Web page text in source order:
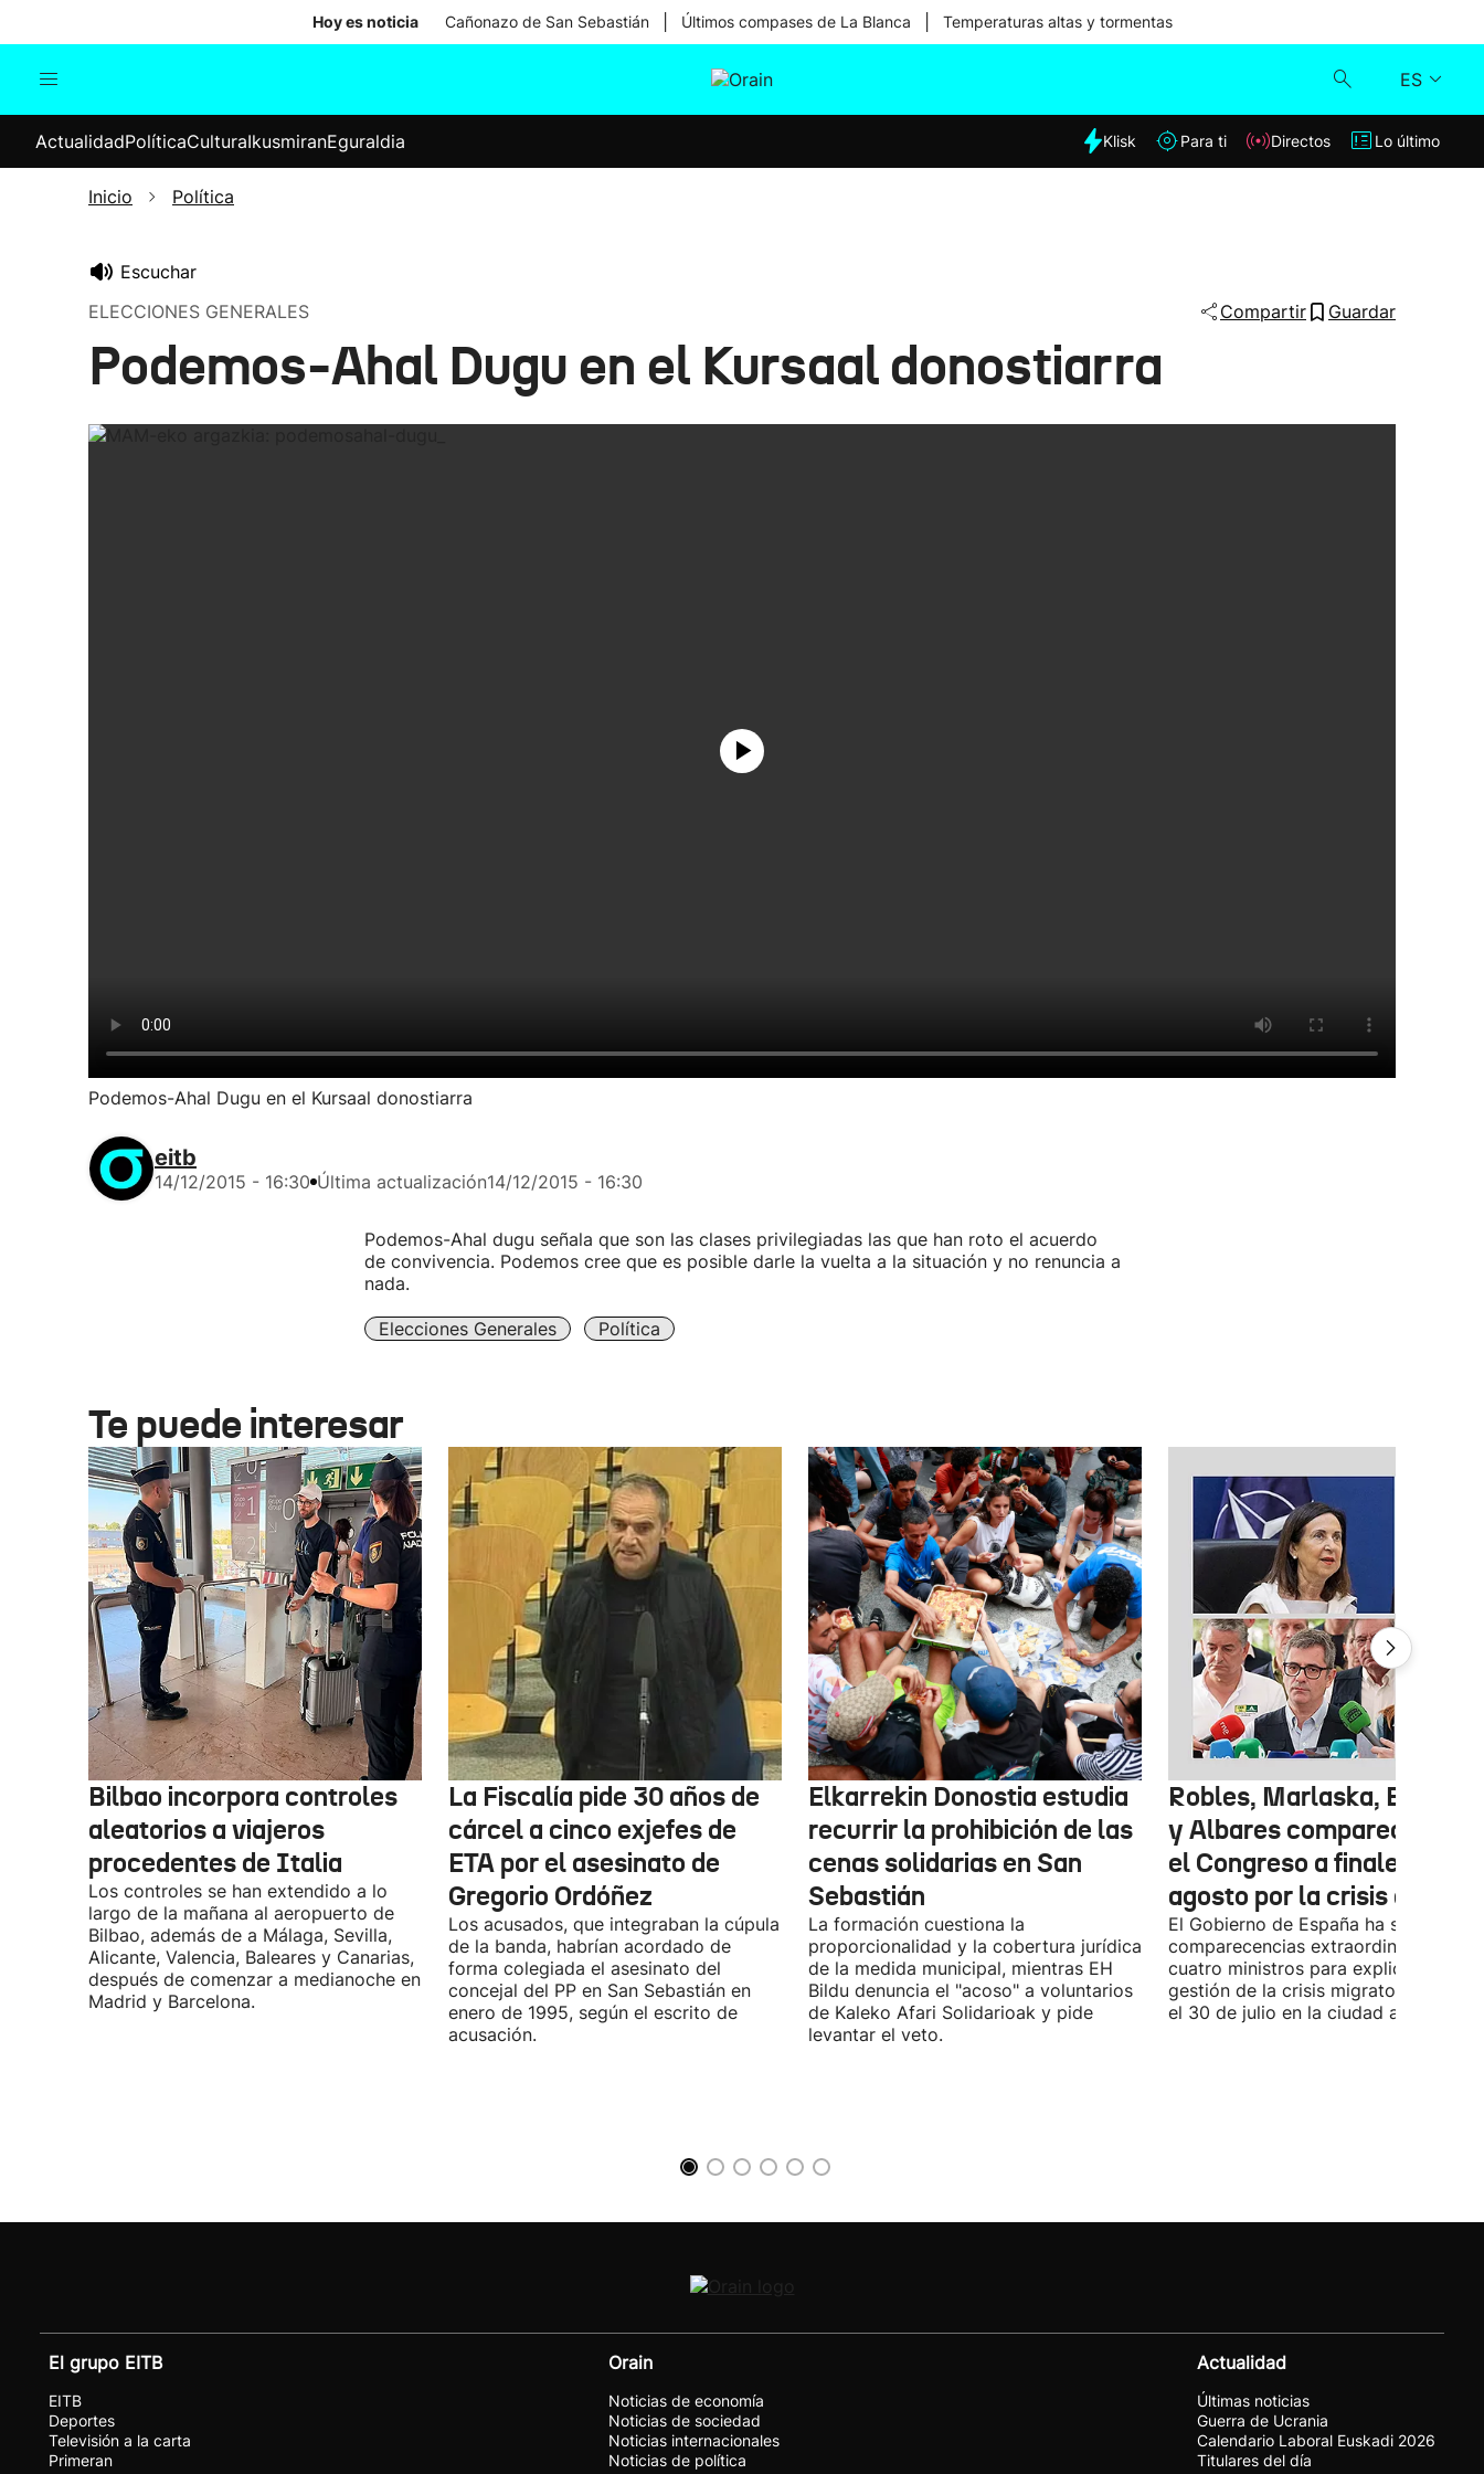
Hoy es noticia Cañonazo de San Sebastián Últimos compases de La Blanca Temperaturas altas y tormentas
ES
Internacional
Elecciones
Klisk
ActualidadPolíticaCulturaIkusmiranEguraldia Klisk Para ti Directos Lo último
Inicio Política
Escuchar
ELECCIONES GENERALES
Compartir Guardar
Podemos-Ahal Dugu en el Kursaal donostiarra
Podemos-Ahal Dugu en el Kursaal donostiarra
eitb
14/12/2015 - 16:30 Última actualización14/12/2015 - 16:30
Podemos-Ahal dugu señala que son las clases privilegiadas las que han roto el acuerdo
de convivencia. Podemos cree que es posible darle la vuelta a la situación y no renuncia a
nada.
Elecciones Generales Política
Te puede interesar
Bilbao incorpora controles
aleatorios a viajeros
procedentes de Italia
Los controles se han extendido a lo
largo de la mañana al aeropuerto de
Bilbao, además de a Málaga, Sevilla,
Alicante, Valencia, Baleares y Canarias,
después de comenzar a medianoche en
Madrid y Barcelona.
La Fiscalía pide 30 años de
cárcel a cinco exjefes de
ETA por el asesinato de
Gregorio Ordóñez
Los acusados, que integraban la cúpula
de la banda, habrían acordado de
forma colegiada el asesinato del
concejal del PP en San Sebastián en
enero de 1995, según el escrito de
acusación.
Elkarrekin Donostia estudia
recurrir la prohibición de las
cenas solidarias en San
Sebastián
La formación cuestiona la
proporcionalidad y la cobertura jurídica
de la medida municipal, mientras EH
Bildu denuncia el "acoso" a voluntarios
de Kaleko Afari Solidarioak y pide
levantar el veto.
Robles, Marlaska, Bolaños
y Albares comparecerán
el Congreso a finales de
agosto por la crisis de
El Gobierno de España ha solicitado
comparecencias extraordinarias de
cuatro ministros para explicar la
gestión de la crisis migratoria
el 30 de julio en la ciudad autónoma.
El grupo EITB
EITB
Deportes
Televisión a la carta
Primeran
Orain
Noticias de economía
Noticias de sociedad
Noticias internacionales
Noticias de política
Actualidad
Últimas noticias
Guerra de Ucrania
Calendario Laboral Euskadi 2026
Titulares del día